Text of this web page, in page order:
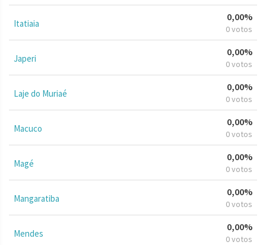
Itatiaia
0,00%
0 votos
Japeri
0,00%
0 votos
Laje do Muriaé
0,00%
0 votos
Macuco
0,00%
0 votos
Magé
0,00%
0 votos
Mangaratiba
0,00%
0 votos
Mendes
0,00%
0 votos